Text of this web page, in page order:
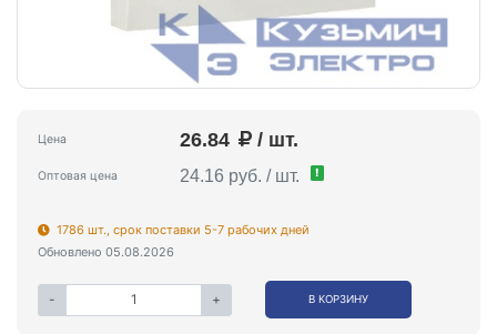
Цена 26.84 / шт.
Оптовая цена 24.16 руб. / шт. !
1786 шт., срок поставки 5-7 рабочих дней
Обновлено 05.08.2026
- + В КОРЗИНУ